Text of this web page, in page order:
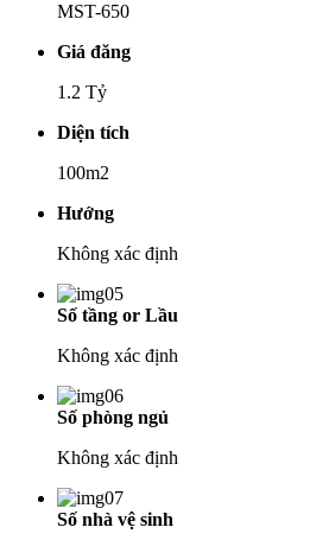
MST-650
Giá đăng
1.2 Tỷ
Diện tích
100m2
Hướng
Không xác định
Số tầng or Lầu
Không xác định
Số phòng ngủ
Không xác định
Số nhà vệ sinh